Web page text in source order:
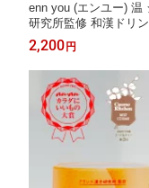
enn you (エンユー) 温
研究所監修 和漢ドリ
ミルク 和漢エキス 生
ギフト プレゼント
2,200 円